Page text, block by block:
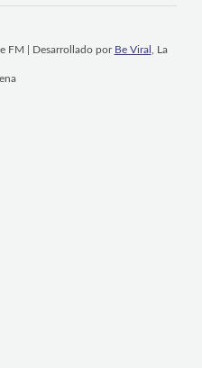
FM | Desarrollado por Be Viral , La